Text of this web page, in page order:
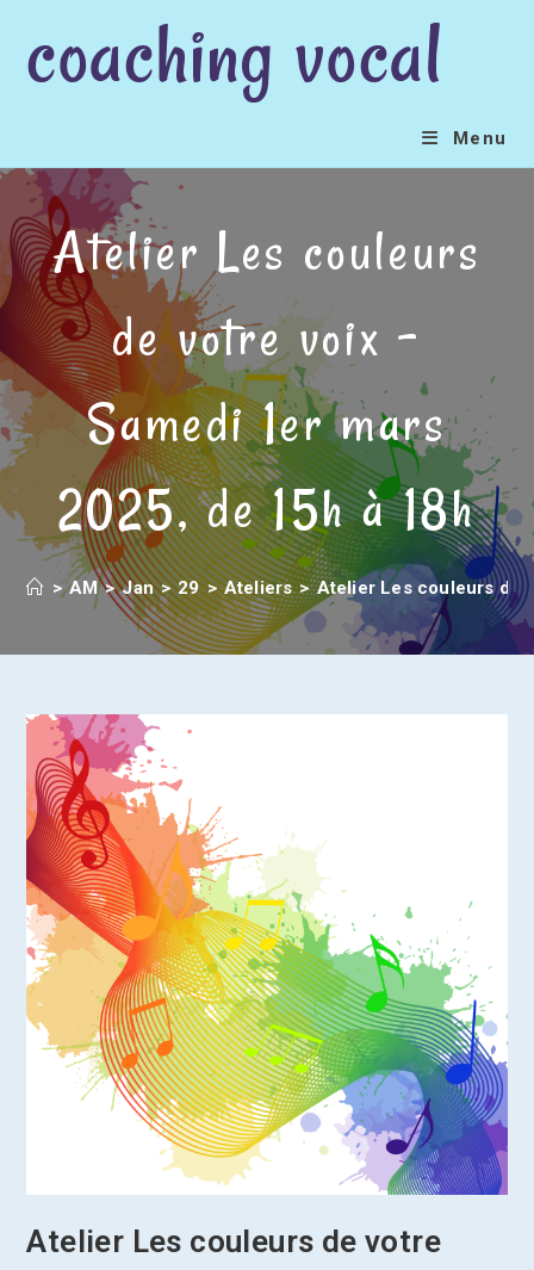
contentcoaching vocal
Menu
Atelier Les couleurs
de votre voix –
Samedi 1er mars
2025, de 15h à 18h
> AM > Jan > 29 > Ateliers > Atelier Les couleurs de
Atelier Les couleurs de votre